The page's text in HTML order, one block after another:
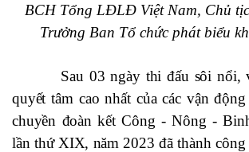
BCH Tổng LĐLĐ Việt Nam, Chủ
Trưởng Ban Tổ chức phát biểu
Sau 03 ngày thi đấu sôi nổi,
quyết tâm cao nhất của các vận
chuyền đoàn kết Công - Nông -
lần thứ XIX, năm 2023 đã thành công